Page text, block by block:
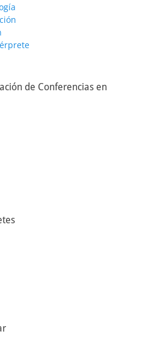
de Conferencias en